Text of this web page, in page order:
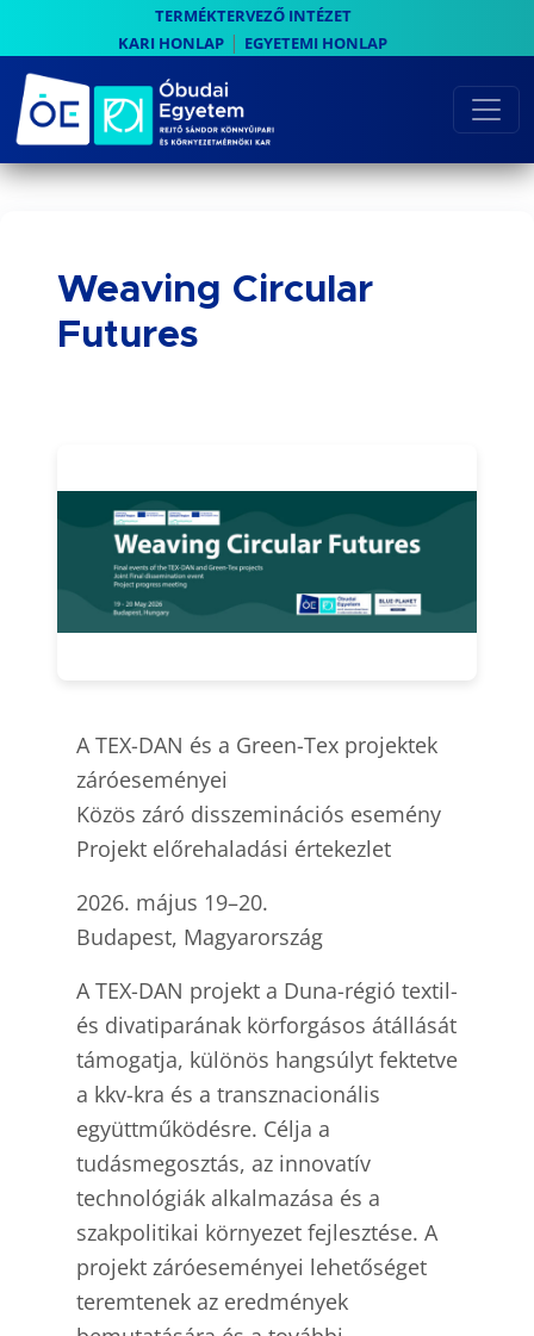
TERMÉKTERVEZŐ INTÉZET
KARI HONLAP | EGYETEMI HONLAP
Weaving Circular
Futures
A TEX-DAN és a Green-Tex projektek
záróeseményei
Közös záró disszeminációs esemény
Projekt előrehaladási értekezlet
2026. május 19–20.
Budapest, Magyarország
A TEX-DAN projekt a Duna-régió textil-
és divatiparának körforgásos átállását
támogatja, különös hangsúlyt fektetve
a kkv-kra és a transznacionális
együttműködésre. Célja a
tudásmegosztás, az innovatív
technológiák alkalmazása és a
szakpolitikai környezet fejlesztése. A
projekt záróeseményei lehetőséget
teremtenek az eredmények